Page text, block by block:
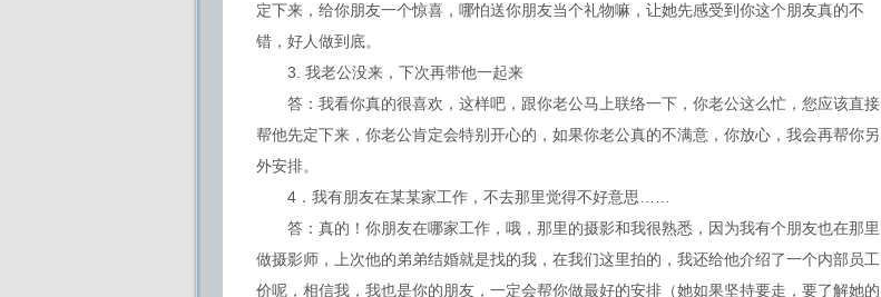
定下来，给你朋友一个惊喜，哪怕送你朋友当个礼物嘛，让她先感受到你这个朋友真的不
错，好人做到底。
3. 我老公没来，下次再带他一起来
答：我看你真的很喜欢，这样吧，跟你老公马上联络一下，你老公这么忙，您应该直接
帮他先定下来，你老公肯定会特别开心的，如果你老公真的不满意，你放心，我会再帮你另
外安排。
4．我有朋友在某某家工作，不去那里觉得不好意思……
答：真的！你朋友在哪家工作，哦，那里的摄影和我很熟悉，因为我有个朋友也在那里
做摄影师，上次他的弟弟结婚就是找的我，在我们这里拍的，我还给他介绍了一个内部员工
价呢，相信我，我也是你的朋友，一定会帮你做最好的安排（她如果坚持要走，要了解她的